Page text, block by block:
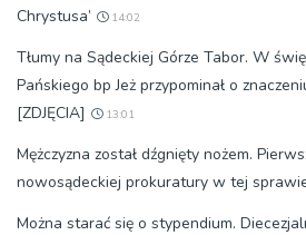
Chrystusa’
14:02
Tłumy na Sądeckiej Górze Tabor. W
Pańskiego bp Jeż przypominał o
[ZDJĘCIA]
13:01
Mężczyzna został dźgnięty nożem.
nowosądeckiej prokuratury w tej
Można starać się o stypendium.